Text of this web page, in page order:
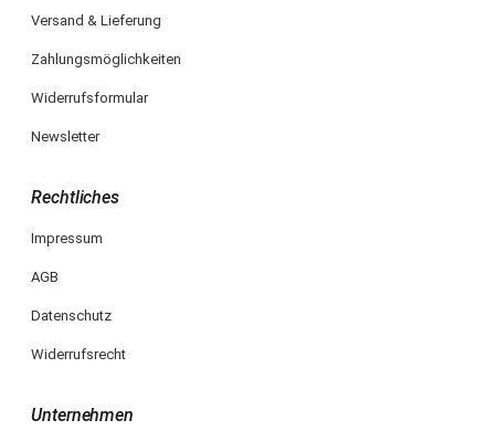
Versand & Lieferung
Zahlungsmöglichkeiten
Widerrufsformular
Newsletter
Rechtliches
Impressum
AGB
Datenschutz
Widerrufsrecht
Unternehmen